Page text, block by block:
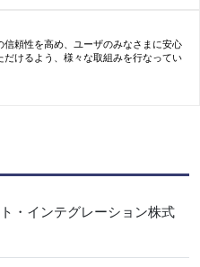
信頼性を高め、ユーザのみなさまに安心
だけるよう、様々な取組みを行なってい
・インテグレーション株式